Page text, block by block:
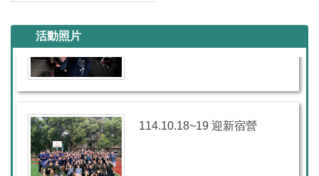
活動照片
114.10.18~19 迎新宿營